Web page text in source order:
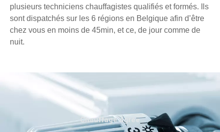
plusieurs techniciens chauffagistes qualifiés et formés. Ils
sont dispatchés sur les 6 régions en Belgique afin d’être
chez vous en moins de 45min, et ce, de jour comme de
nuit.
Chauffage agréé